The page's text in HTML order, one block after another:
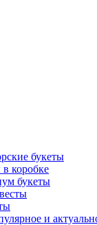
букеты
коробке
букеты
и